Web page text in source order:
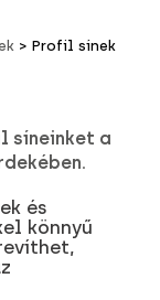
Profil sínek
síneinket a
és
könnyű